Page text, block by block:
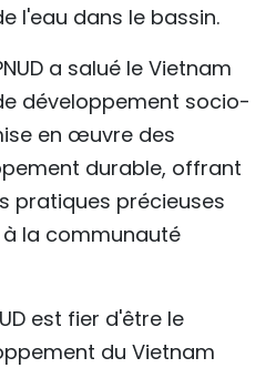
l'eau dans le bassin.
a salué le Vietnam
développement socio-
en œuvre des
durable, offrant
pratiques précieuses
à la communauté
est fier d'être le
du Vietnam